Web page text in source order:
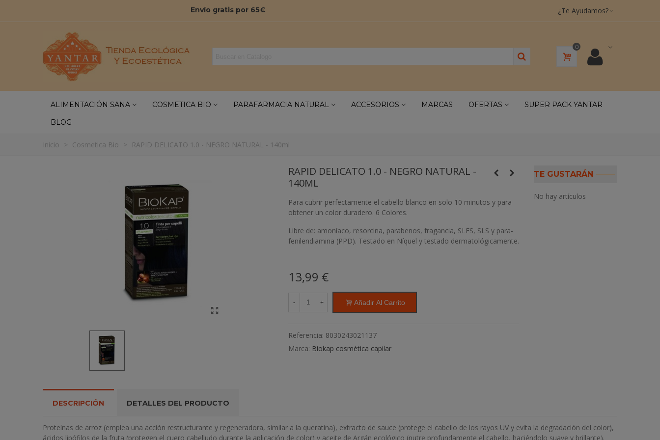
Envío gratis por 65€ ¿Te Ayudamos?
0
ALIMENTACIÓN SANA COSMETICA BIO PARAFARMACIA NATURAL ACCESORIOS MARCAS OFERTAS
SUPER PACK YANTAR
BLOG
Inicio > Cosmetica Bio > RAPID DELICATO 1.0 - NEGRO NATURAL - 140ml
RAPID DELICATO 1.0 - NEGRO NATURAL -
140ML
Para cubrir perfectamente el cabello blanco en solo 10 minutos y para
obtener un color duradero. 6 Colores.
Libre de: amoníaco, resorcina, parabenos, fragancia, SLES, SLS y para-
fenilendiamina (PPD). Testado en Níquel y testado dermatológicamente.
13,99 €
- + Añadir Al Carrito
Referencia: 8030243021137
Marca: Biokap cosmética capilar
TE GUSTARÁN
No hay artículos
DESCRIPCIÓN DETALLES DEL PRODUCTO
Proteínas de arroz (emplea una acción restructurante y regeneradora, similar a la queratina), extracto de sauce (protege el cabello de los rayos UV y evita la degradación del color),
ácidos lipófilos de la fruta (protegen el cuero cabelludo durante la aplicación de color) y aceite de Argán ecológico (nutre profundamente el cabello, haciéndolo suave y brillante).